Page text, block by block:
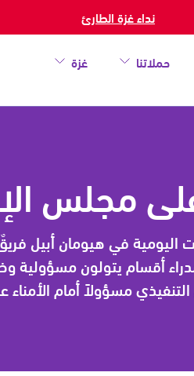
نداء غزة الطارئ
حملاتنا غزة
مجلس
اليومية في هيومان أبيل
أقسام يتولون مسؤولية
مسؤولاً أمام الأمناء
خطأ